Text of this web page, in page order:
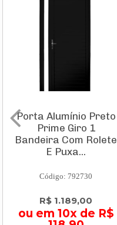
Porta Alumínio Preto
Prime Giro 1
Bandeira Com Rolete
E Puxa...
Código: 792730
R$ 1.189,00
ou em 10x de R$